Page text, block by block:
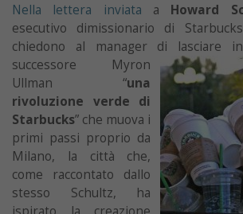
Nella lettera inviata a Howard
esecutivo dimissionario di
chiedono al manager di lasciare
successore Myron
Ullman “una
rivoluzione verde di
Starbucks” che muova i
primi passi proprio da
Milano, la città che,
come raccontato dallo
stesso Schultz, ha